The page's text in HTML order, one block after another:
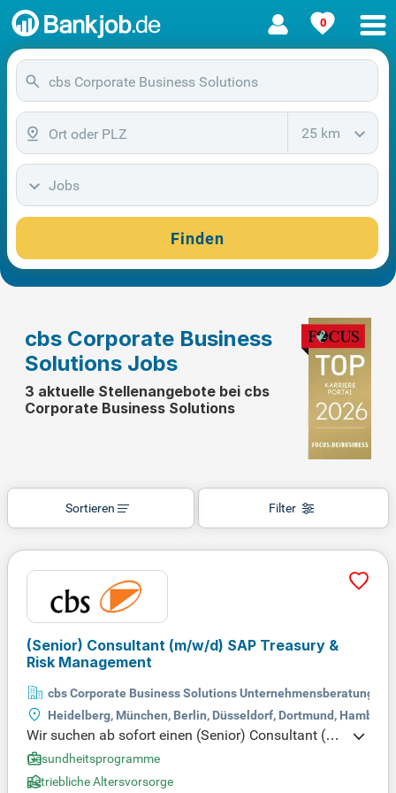
0
25 km
Jobs
Finden
cbs Corporate Business
Solutions Jobs
3 aktuelle Stellenangebote bei cbs
Corporate Business Solutions
Filter
Sortieren
(Senior) Consultant (m/w/d) SAP Treasury &
Risk Management
cbs Corporate Business Solutions Unternehmensberatung
Heidelberg, München, Berlin, Düsseldorf, Dortmund,
Wir suchen ab sofort einen (Senior) Consultant (m/
w/d) für SAP Treasury & Risk Management. In dies
er Schlüsselposition unterstützen Sie den Aufbau e
Gesundheitsprogramme
Betriebliche Altersvorsorge